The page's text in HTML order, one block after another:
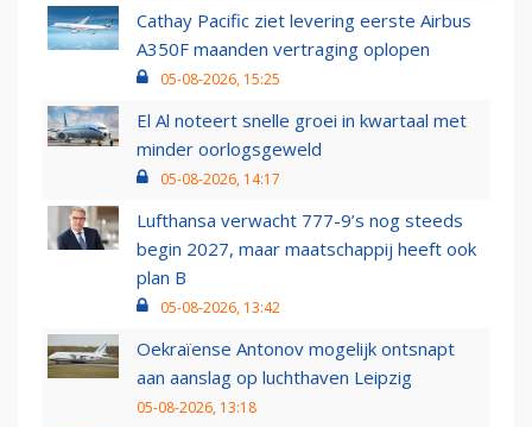
Cathay Pacific ziet levering eerste Airbus
A350F maanden vertraging oplopen
05-08-2026, 15:25
El Al noteert snelle groei in kwartaal met
minder oorlogsgeweld
05-08-2026, 14:17
Lufthansa verwacht 777-9’s nog steeds
begin 2027, maar maatschappij heeft ook
plan B
05-08-2026, 13:42
Oekraïense Antonov mogelijk ontsnapt
aan aanslag op luchthaven Leipzig
05-08-2026, 13:18